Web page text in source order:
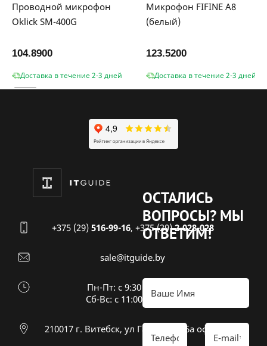
Проводной микрофон
Oklick SM-400G
104.8900
Доставка в течение 2-3 дней
Микрофон FIFINE A8
(белый)
123.5200
Доставка в течение 2-3 дней
+375 (29) 516-99-16, +375 (29)2-028-028
sale@itguide.by
Пн-Пт: с 9:30 до 18:30
Cб-Вс: с 11:00 до 16:00
210017 г. Витебск, ул Гагарина 26а оф 20
ОСТАЛИСЬ
ВОПРОСЫ? МЫ
ОТВЕТИМ!